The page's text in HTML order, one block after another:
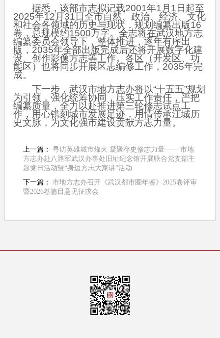
据悉，该部市志拟记载2001年1月1日起至
2025年12月31日全市自然、政治、经济、文化
和社会各领域的历史与现状，规划编纂出版16
卷，总规模约1500万字。全志将在武汉地方志
编纂委员会领导下，整体推进，逐年有序出
版，2035年全部出版完成后还将开展数字化建
设、创作影像方志等工作。各区（开发区、功
能区）也将同步开展区志编修工作，2035年完
成。
下一步，武汉市地方志办将以“十五五”规划
为引领，强化统筹协同，压实工作责任，严把
编纂质量，全力以赴推进第三轮修志试点工
作，用心镌刻城市发展足迹，用情传承江城历
史文脉，为文化强市建设贡献方志力量。
上一篇： 寻访英雄城市烽火 凝聚存史修志力量—— 市地
方志办赴八路军武汉办事处旧址纪念馆开展联合党支部主
题党日活动暨“身边方志大家讲”活动
下一篇： 市地方志办召开《武汉都市圈年鉴》2025卷评审
暨2026卷篇目意见征求会